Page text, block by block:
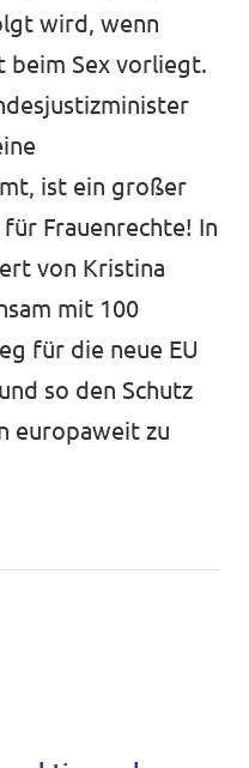
wird, wenn
beim Sex vorliegt.
ist ein großer
Frauenrechte! In
von Kristina
mit 100
für die neue EU
so den Schutz
europaweit zu